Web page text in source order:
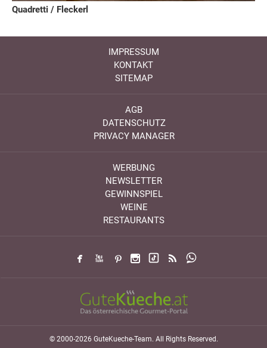
Quadretti / Fleckerl
IMPRESSUM
KONTAKT
SITEMAP
AGB
DATENSCHUTZ
PRIVACY MANAGER
WERBUNG
NEWSLETTER
GEWINNSPIEL
WEINE
RESTAURANTS
© 2000-2026 GuteKueche-Team. All Rights Reserved.